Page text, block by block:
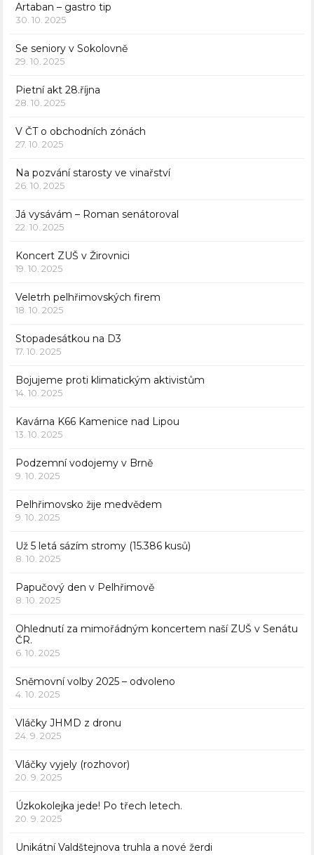
Artaban – gastro tip
30. 10. 2025
Se seniory v Sokolovně
29. 10. 2025
Pietní akt 28.října
28. 10. 2025
V ČT o obchodních zónách
27. 10. 2025
Na pozvání starosty ve vinařství
26. 10. 2025
Já vysávám – Roman senátoroval
22. 10. 2025
Koncert ZUŠ v Žirovnici
19. 10. 2025
Veletrh pelhřimovských firem
18. 10. 2025
Stopadesátkou na D3
17. 10. 2025
Bojujeme proti klimatickým aktivistům
14. 10. 2025
Kavárna K66 Kamenice nad Lipou
13. 10. 2025
Podzemní vodojemy v Brně
9. 10. 2025
Pelhřimovsko žije medvědem
9. 10. 2025
Už 5 letá sázím stromy (15.386 kusů)
8. 10. 2025
Papučový den v Pelhřimově
8. 10. 2025
Ohlednutí za mimořádným koncertem naší ZUŠ v Senátu
ČR.
6. 10. 2025
Sněmovní volby 2025 – odvoleno
4. 10. 2025
Vláčky JHMD z dronu
24. 9. 2025
Vláčky vyjely (rozhovor)
20. 9. 2025
Úzkokolejka jede! Po třech letech.
20. 9. 2025
Unikátní Valdštejnova truhla a nové žerdi